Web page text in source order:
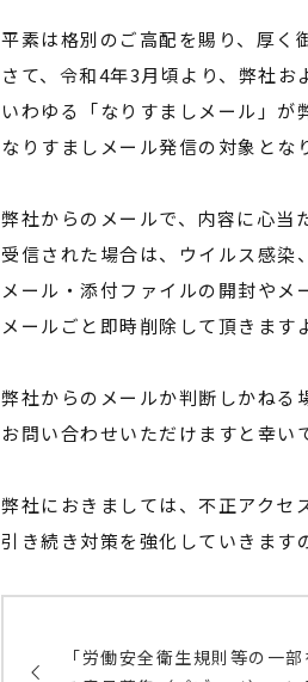
平素は格別のご高配を賜り、厚く
さて、令和4年3月頃より、弊社お
いわゆる「なりすましメール」が
なりすましメール発信の対象とな
弊社からのメールで、内容に心当
受信された場合は、ウイルス感染
メール・添付ファイルの開封やメ
メールごと即時削除して頂きます
弊社からのメールか判断しかねる
お問い合わせいただけますと幸い
弊社におきましては、不正アクセ
引き続き対策を強化していきます
「労働安全衛生規則等の一